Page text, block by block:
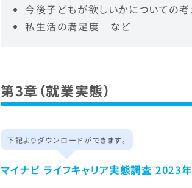
今後子どもが欲しいかについての考
私生活の満足度 など
第3章（就業実態）
下記よりダウンロードができます。
マイナビ ライフキャリア実態調査 2023